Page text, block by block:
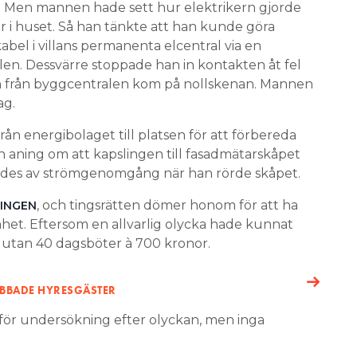
mannen hade sett hur elektrikern gjorde
i huset. Så han tänkte att han kunde göra
i villans permanenta elcentral via en
Dessvärre stoppade han in kontakten åt fel
byggcentralen kom på nollskenan. Mannen
energibolaget till platsen för att förbereda
aning om att kapslingen till fasadmätarskåpet
av strömgenomgång när han rörde skåpet.
, och tingsrätten dömer honom för att ha
Eftersom en allvarlig olycka hade kunnat
40 dagsböter à 700 kronor.
HYRESGÄSTER
undersökning efter olyckan, men inga